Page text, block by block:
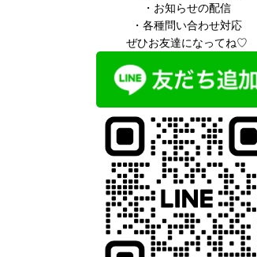
・お知らせの配信
・各種問い合わせ対応
ぜひお友達になってね♡